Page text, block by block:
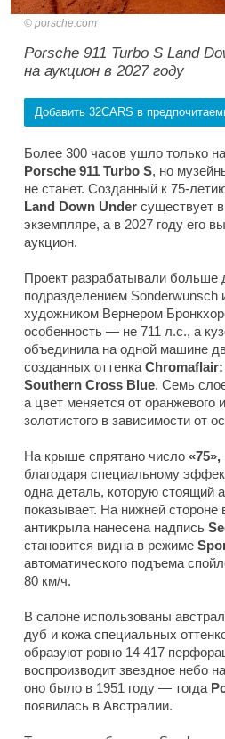
porsche.com
Porsche 911 Turbo S Land
на аукцион в 2027 году
Добавить 32CARS в
Более 300 часов ушло только
Porsche 911 Turbo S, но
не станет. Созданный к 75-
Land Down Under существует
экземпляре, а в 2027 году его
аукцион.
Проект разрабатывали больше
подразделением Sonderwunsch
художником Вернером
особенность — не 711 л.с., а
объединила на одной машине
созданных оттенка Chromaflair:
Southern Cross Blue. Семь
а цвет меняется от оранжевого
золотистого в зависимости от
На крыше спрятано число «75»,
благодаря специальному
одна деталь, которую стоящий
показывает. На нижней стороне
антикрыла нанесена надпись
становится видна в режиме
автоматического подъема
80 км/ч.
В салоне использованы
дуб и кожа специальных
образуют ровно 14 417
воспроизводит звездное небо
оно было в 1951 году — тогда
появилась в Австралии.